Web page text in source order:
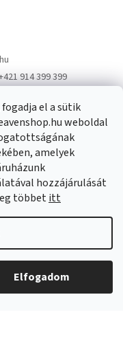
el a sütik
weboldal
amelyek
hozzájárulását
többetitt
Elfogadom
914 399 399